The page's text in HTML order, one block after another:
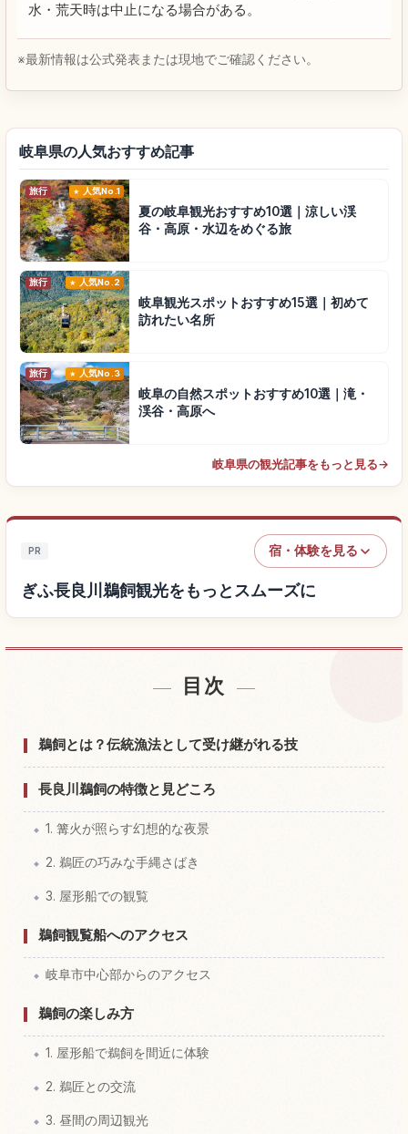
水・荒天時は中止になる場合がある。
※最新情報は公式発表または現地でご確認ください。
岐阜県の人気おすすめ記事
旅行 人気No.1
夏の岐阜観光おすすめ10選｜涼しい渓
谷・高原・水辺をめぐる旅
旅行 人気No.2
岐阜観光スポットおすすめ15選｜初めて
訪れたい名所
旅行 人気No.3
岐阜の自然スポットおすすめ10選｜滝・
渓谷・高原へ
岐阜県の観光記事をもっと見る→
PR 宿・体験を見る
ぎふ長良川鵜飼観光をもっとスムーズに
ぎふ長良川鵜飼付近の宿を探す
ぎふ長良川鵜飼の体験を探す↗
目次
鵜飼とは？伝統漁法として受け継がれる技
長良川鵜飼の特徴と見どころ
1. 篝火が照らす幻想的な夜景
2. 鵜匠の巧みな手縄さばき
3. 屋形船での観覧
鵜飼観覧船へのアクセス
岐阜市中心部からのアクセス
鵜飼の楽しみ方
1. 屋形船で鵜飼を間近に体験
2. 鵜匠との交流
3. 昼間の周辺観光